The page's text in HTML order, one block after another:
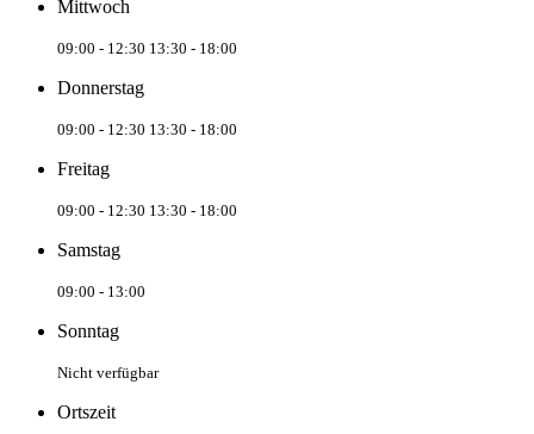
Mittwoch
09:00 - 12:30 13:30 - 18:00
Donnerstag
09:00 - 12:30 13:30 - 18:00
Freitag
09:00 - 12:30 13:30 - 18:00
Samstag
09:00 - 13:00
Sonntag
Nicht verfügbar
Ortszeit